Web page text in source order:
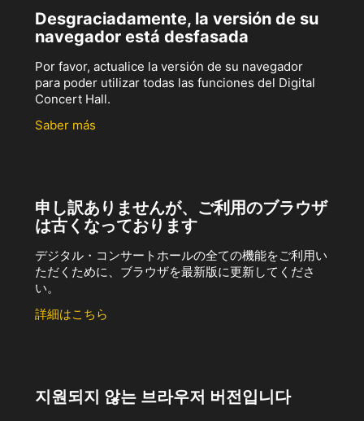
Desgraciadamente, la versión de su
navegador está desfasada
Por favor, actualice la versión de su navegador
para poder utilizar todas las funciones del Digital
Concert Hall.
Saber más
申し訳ありませんが、ご利用のブラウザ
は古くなっております
デジタル・コンサートホールの全ての機能をご利用い
ただくために、ブラウザを最新版に更新してくださ
い。
詳細はこちら
지원되지 않는 브라우저 버전입니다